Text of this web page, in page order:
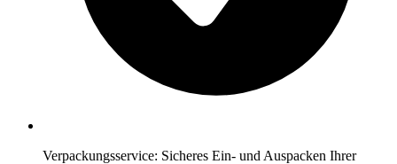
Verpackungsservice: Sicheres Ein- und Auspacken Ihrer